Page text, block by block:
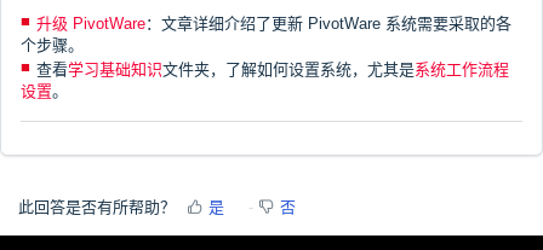
升级 PivotWare：文章详细介绍了更新 PivotWare 系统需要采取的各
个步骤。
查看学习基础知识文件夹，了解如何设置系统，尤其是系统工作流程
设置。
此回答是否有所帮助？ 是 否